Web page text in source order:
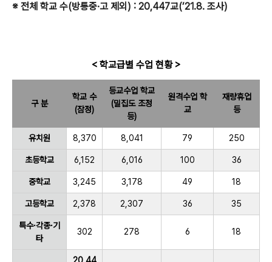
※ 전체 학교 수(방통중·고 제외) : 20,447교(’21.8. 조사)
< 학교급별 수업 현황 >
구 분
학교 수
(잠정)
등교수업 학교
(밀집도 조정
등)
원격수업 학
교
재량휴업
등
유치원 8,370 8,041 79 250
초등학교 6,152 6,016 100 36
중학교 3,245 3,178 49 18
고등학교 2,378 2,307 36 35
특수·각종·기
타
302 278 6 18